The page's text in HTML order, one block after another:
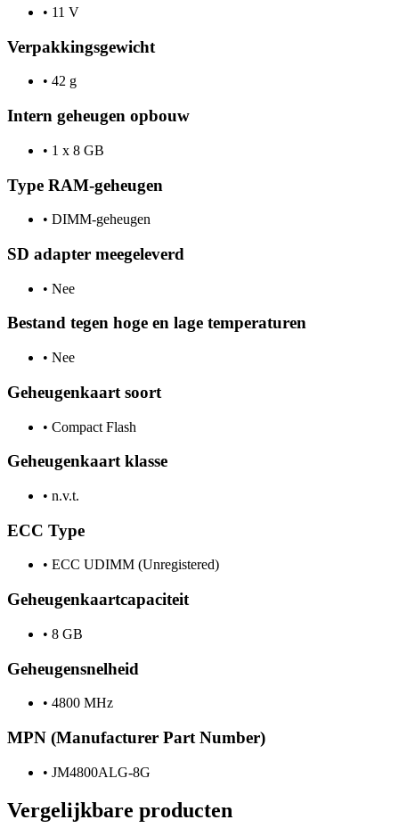
• 11 V
Verpakkingsgewicht
• 42 g
Intern geheugen opbouw
• 1 x 8 GB
Type RAM-geheugen
• DIMM-geheugen
SD adapter meegeleverd
• Nee
Bestand tegen hoge en lage temperaturen
• Nee
Geheugenkaart soort
• Compact Flash
Geheugenkaart klasse
• n.v.t.
ECC Type
• ECC UDIMM (Unregistered)
Geheugenkaartcapaciteit
• 8 GB
Geheugensnelheid
• 4800 MHz
MPN (Manufacturer Part Number)
• JM4800ALG-8G
Vergelijkbare producten